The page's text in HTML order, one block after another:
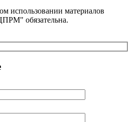
использовании материалов
обязательна.